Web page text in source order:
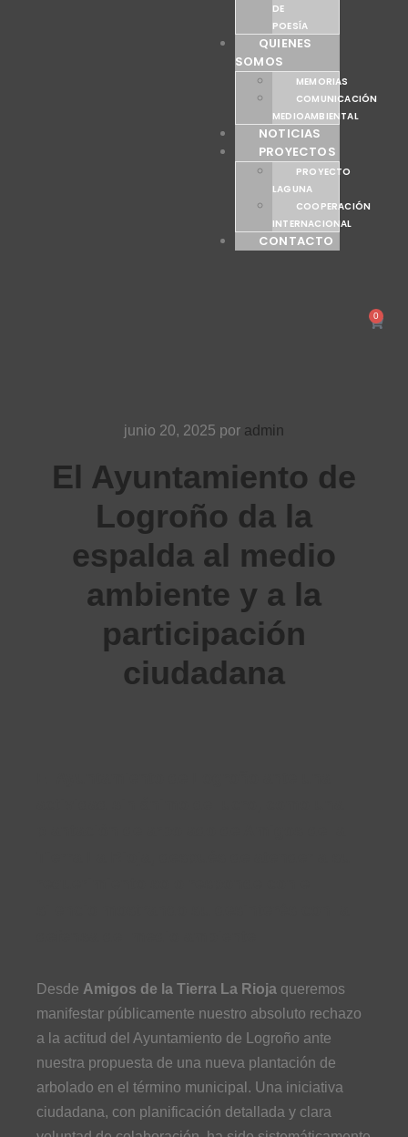
DE
POESÍA
QUIENES
SOMOS
MEMORIAS
COMUNICACIÓN
MEDIOAMBIENTAL
NOTICIAS
PROYECTOS
PROYECTO
LAGUNA
COOPERACIÓN
INTERNACIONAL
CONTACTO
0
junio 20, 2025 por admin
El Ayuntamiento de
Logroño da la
espalda al medio
ambiente y a la
participación
ciudadana
Desde Amigos de la Tierra La Rioja queremos
manifestar públicamente nuestro absoluto rechazo
a la actitud del Ayuntamiento de Logroño ante
nuestra propuesta de una nueva plantación de
arbolado en el término municipal. Una iniciativa
ciudadana, con planificación detallada y clara